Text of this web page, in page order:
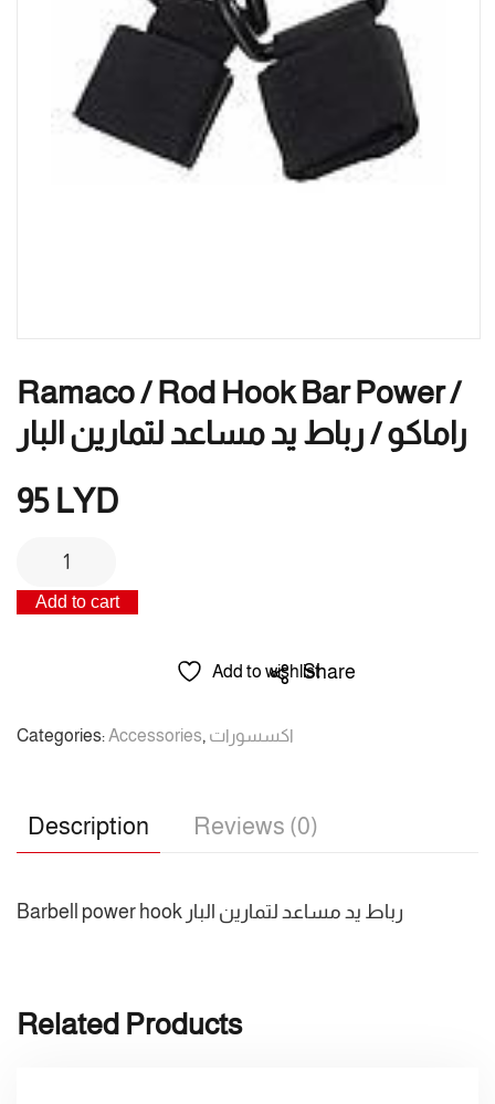
Ramaco / Rod Hook Bar Power /
راماكو / رباط يد مساعد لتمارين البار
95 LYD
Ramaco
Rod
/
رباط
يد
لتمارين
Add to cart
Add to wishlistShare
Categories: Accessories, اكسسورات
Description Reviews (0)
Barbell power hook رباط يد مساعد لتمارين البار
Related Products